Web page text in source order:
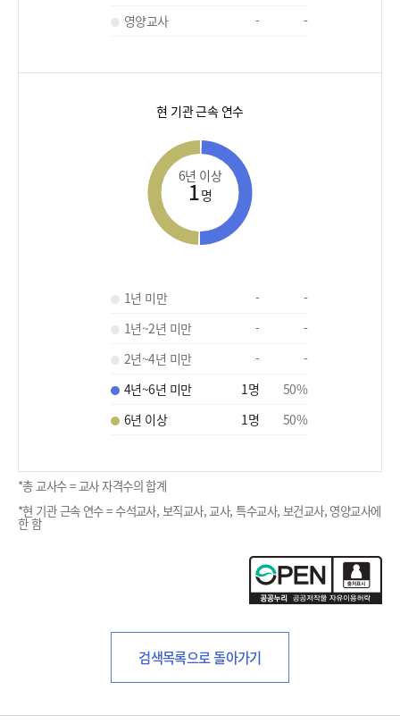
영양교사
- -
현 기관 근속 연수
6년 이상
1명
1년 미만 -
-
1년~2년 미만
-
-
2년~4년 미만
-
-
4년~6년 미만
1명 50%
6년 이상
1명 50%
*총 교사수 = 교사 자격수의 합계
*현 기관 근속 연수 = 수석교사, 보직교사, 교사, 특수교사, 보건교사, 영양교사에
한 함
검색목록으로 돌아가기